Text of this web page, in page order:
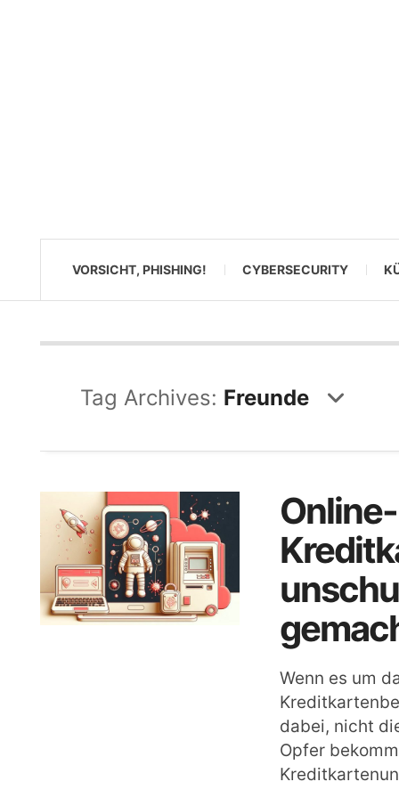
VORSICHT, PHISHING! CYBERSECURITY
Tag Archives: Freunde
Wenn es um
dabei, nicht
Opfer